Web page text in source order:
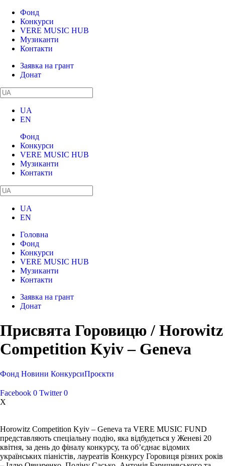
Фонд
Конкурси
VERE MUSIC HUB
Музиканти
Контакти
Заявка на грант
Донат
UA
EN
Фонд
Конкурси
VERE MUSIC HUB
Музиканти
Контакти
UA
EN
Головна
Фонд
Конкурси
VERE MUSIC HUB
Музиканти
Контакти
Заявка на грант
Донат
Присвята Горовицю / Horowitz
Competition Kyiv – Geneva
Фонд Новини КонкурсиПроєкти
Facebook 0 Twitter 0
X
Horowitz Competition Kyiv – Geneva та VERE MUSIC FUND
представляють спеціальну подію, яка відбудеться у Женеві 20
квітня, за день до фіналу конкурсу, та об’єднає відомих
українських піаністів, лауреатів Конкурсу Горовиця різних років